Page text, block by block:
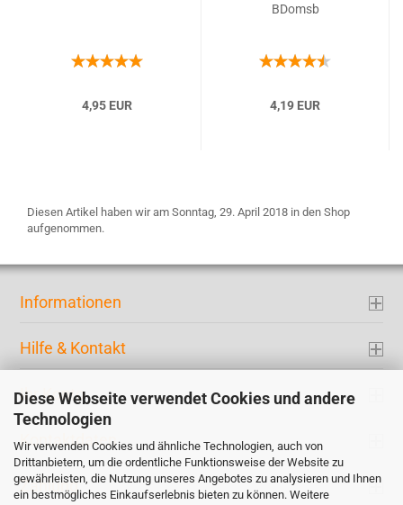
Diese Webseite verwendet Cookies und andere
Technologien
Wir verwenden Cookies und ähnliche Technologien, auch von
Drittanbietern, um die ordentliche Funktionsweise der Website zu
gewährleisten, die Nutzung unseres Angebotes zu analysieren und Ihnen
ein bestmögliches Einkaufserlebnis bieten zu können. Weitere
4,95 EUR
BDomsb
4,19 EUR
Diesen Artikel haben wir am Sonntag, 29. April 2018 in den Shop
aufgenommen.
Informationen
Hilfe & Kontakt
Ihr Konto
Kontaktdaten
Zahlung